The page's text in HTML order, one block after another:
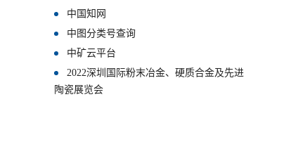
中国知网
中图分类号查询
中矿云平台
2022深圳国际粉末冶金、硬质合金及先进
陶瓷展览会